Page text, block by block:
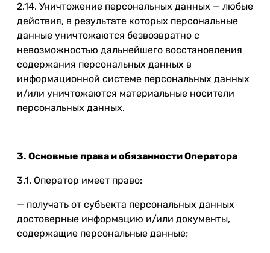
2.14. Уничтожение персональных данных — любые
действия, в результате которых персональные
данные уничтожаются безвозвратно с
невозможностью дальнейшего восстановления
содержания персональных данных в
информационной системе персональных данных
и/или уничтожаются материальные носители
персональных данных.
3. Основные права и обязанности Оператора
3.1. Оператор имеет право:
— получать от субъекта персональных данных
достоверные информацию и/или документы,
содержащие персональные данные;